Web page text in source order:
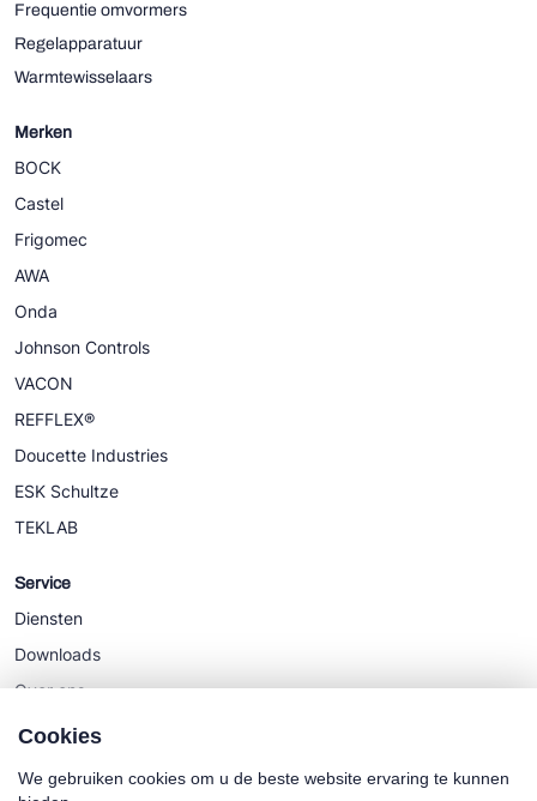
Frequentie omvormers
Regelapparatuur
Warmtewisselaars
Merken
BOCK
Castel
Frigomec
AWA
Onda
Johnson Controls
VACON
REFFLEX®
Doucette Industries
ESK Schultze
TEKLAB
Service
Diensten
Downloads
Over ons
Nieuws
Cookies
We gebruiken cookies om u de beste website ervaring te kunnen